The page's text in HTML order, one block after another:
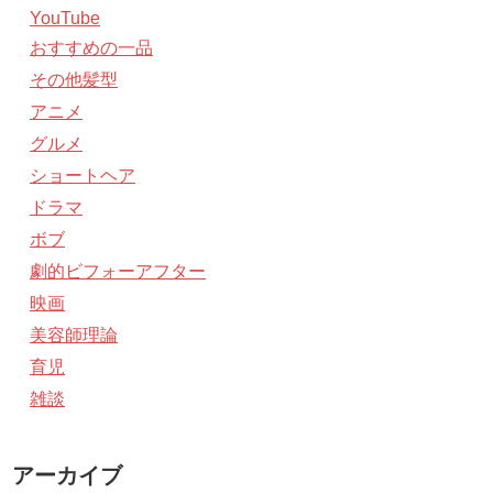
YouTube
おすすめの一品
その他髪型
アニメ
グルメ
ショートヘア
ドラマ
ボブ
劇的ビフォーアフター
映画
美容師理論
育児
雑談
アーカイブ